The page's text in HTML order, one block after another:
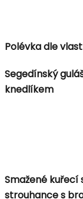
Polévka dle
Segedínský
knedlíkem
Smažené kuřecí
strouhance s